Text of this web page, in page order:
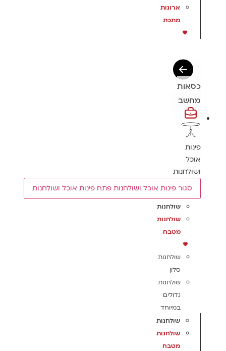
ארונות
מתכת
כסאות
מחשב
פינות
אוכל
ושולחנות
סגור פינות אוכל ושולחנות פתח פינות אוכל ושולחנות
שולחנות
שולחנות
מטבח
שולחנות
סלון
שולחנות
גדולים
במיוחד
שולחנות
שולחנות
מטבח